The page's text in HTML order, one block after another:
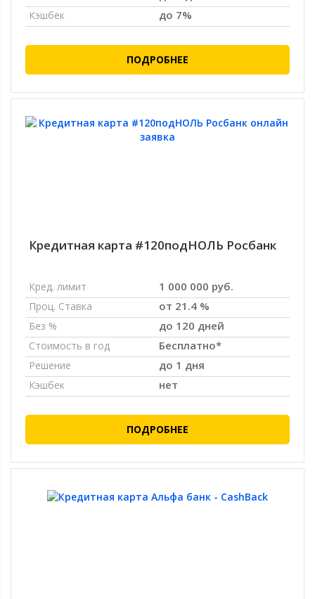
Кэшбек до 7%
ПОДРОБНЕЕ
Кредитная карта #120подНОЛЬ Росбанк
Кред. лимит 1 000 000 руб.
Проц. Ставка от 21.4 %
Без % до 120 дней
Стоимость в год Бесплатно*
Решение до 1 дня
Кэшбек нет
ПОДРОБНЕЕ